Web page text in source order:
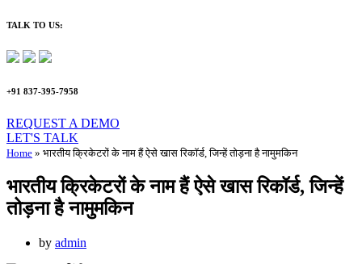
TALK TO US:
+91 837-395-7958
REQUEST A DEMO​
LET'S TALK
Home » भारतीय क्रिकेटरों के नाम हैं ऐसे खास रिकॉर्ड, जिन्हें तोड़ना है नामुमकिन
भारतीय क्रिकेटरों के नाम हैं ऐसे खास रिकॉर्ड, जिन्हें
तोड़ना है नामुमकिन
by admin